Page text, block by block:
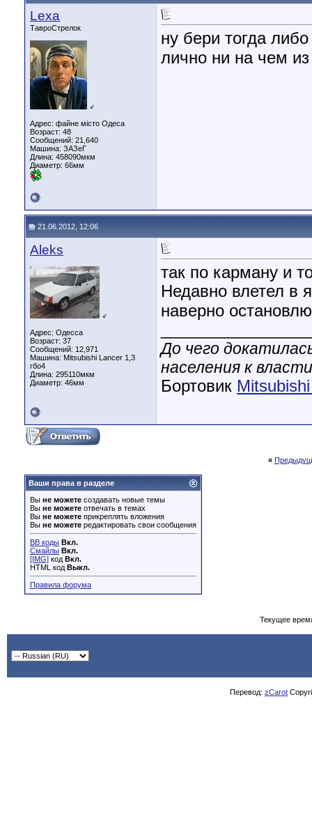
Lexa
ТавроСтрелок
♂
Адрес: файне місто Одеса
Возраст: 48
Сообщений: 21,640
Машина: ЗАЗеГ
Длина: 458090мкм
Диаметр: 66мм
ну бери тогда
лично ни на чем из
21.06.2012, 12:06
Aleks
♂
Адрес: Одесса
Возраст: 37
Сообщений: 12,971
Машина: Mitsubishi Lancer 1,3
гбо4
Длина: 295110мкм
Диаметр: 46мм
так по карману и
Недавно влетел в
наверно
До чего
населения к
Бортовик
«
Ваши права в разделе
Вы не можете создавать новые темы
Вы не можете отвечать в темах
Вы не можете прикреплять вложения
Вы не можете редактировать свои сообщения
BB коды Вкл.
Смайлы Вкл.
[IMG] код Вкл.
HTML код Выкл.
Правила форума
Текущее
Перевод: zCarot